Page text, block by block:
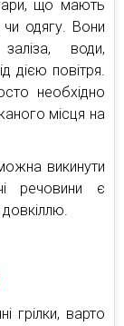
що мають
чи одягу. Вони
води,
дією повітря.
необхідно
місця на
викинути
речовини є
грілки, варто